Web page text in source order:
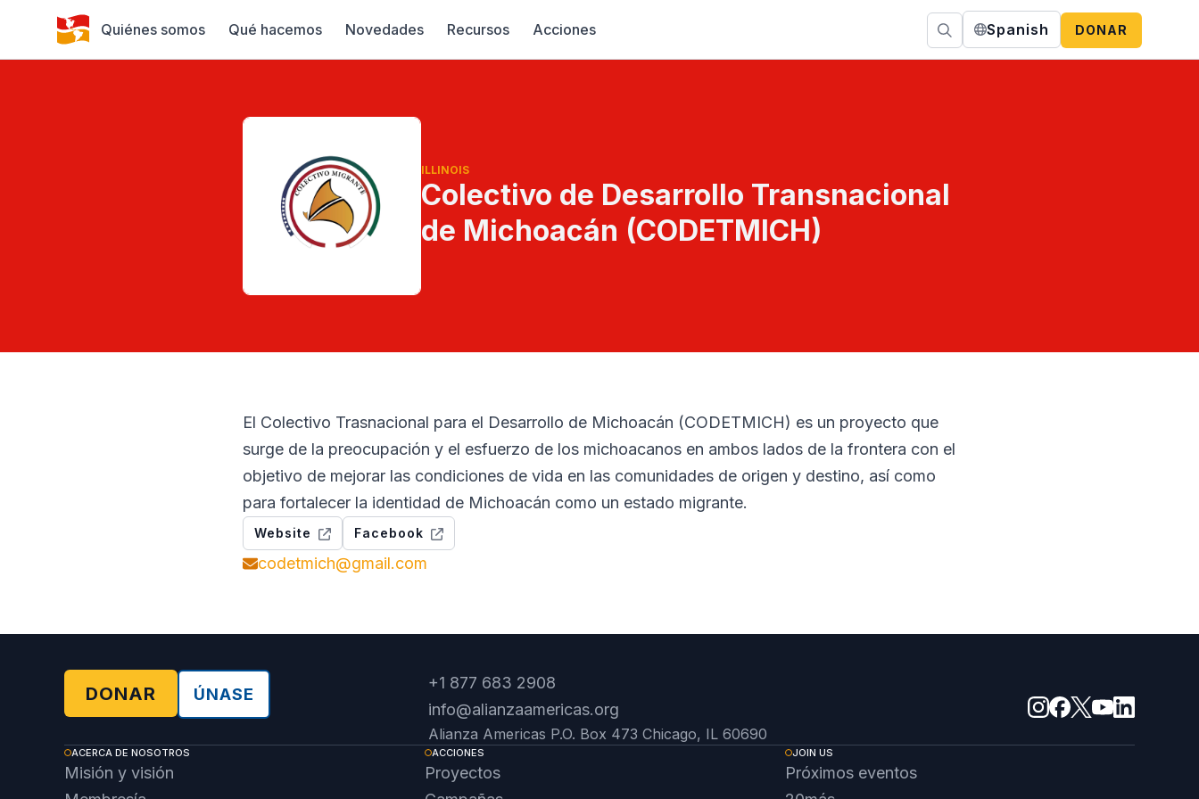
Quiénes somos Qué hacemos Novedades Recursos Acciones Spanish DONAR
ILLINOIS
Colectivo de Desarrollo Transnacional
de Michoacán (CODETMICH)
El Colectivo Trasnacional para el Desarrollo de Michoacán (CODETMICH) es un proyecto que
surge de la preocupación y el esfuerzo de los michoacanos en ambos lados de la frontera con el
objetivo de mejorar las condiciones de vida en las comunidades de origen y destino, así como
para fortalecer la identidad de Michoacán como un estado migrante.
Website Facebook
codetmich@gmail.com
DONAR ÚNASE
+1 877 683 2908
info@alianzaamericas.org
Alianza Americas P.O. Box 473 Chicago, IL 60690
ACERCA DE NOSOTROS
Misión y visión
ACCIONES
Proyectos
JOIN US
Próximos eventos